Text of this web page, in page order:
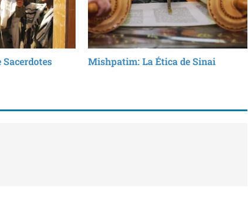
Mishpatim: La Ética de Sinai